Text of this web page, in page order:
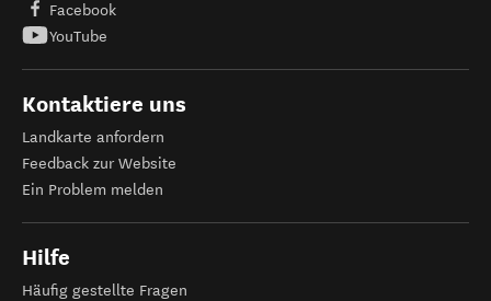
Facebook
YouTube
Kontaktiere uns
Landkarte anfordern
Feedback zur Website
Ein Problem melden
Hilfe
Häufig gestellte Fragen